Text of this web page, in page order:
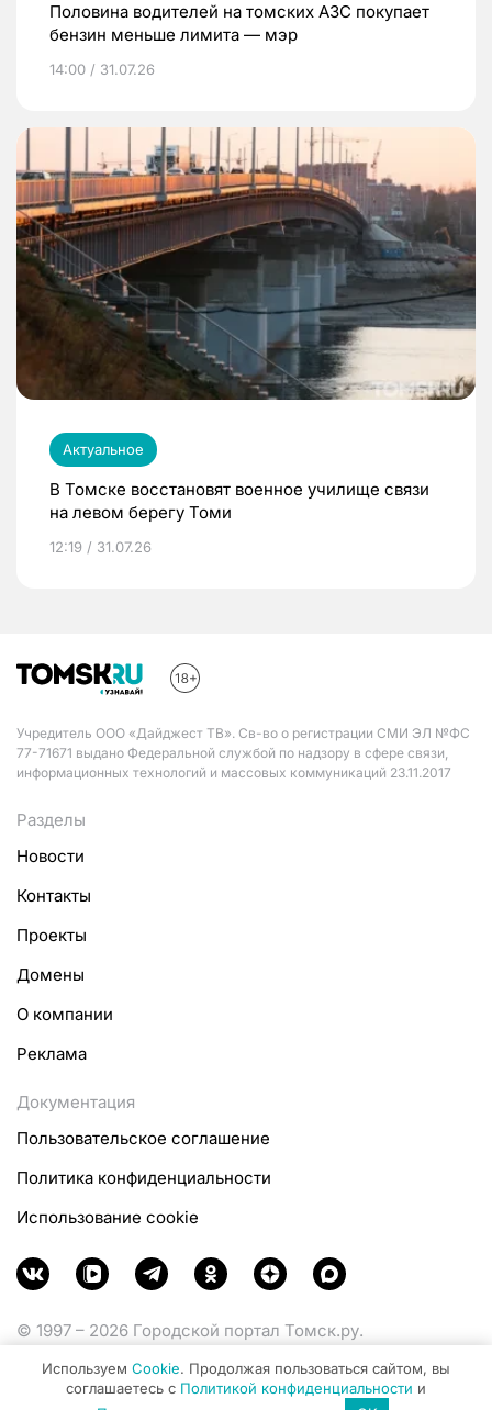
Половина водителей на томских АЗС покупает
бензин меньше лимита — мэр
14:00 / 31.07.26
Актуальное
В Томске восстановят военное училище связи
на левом берегу Томи
12:19 / 31.07.26
Учредитель ООО «Дайджест ТВ». Св-во о регистрации СМИ ЭЛ №ФС
77-71671 выдано Федеральной службой по надзору в сфере связи,
информационных технологий и массовых коммуникаций 23.11.2017
Разделы
Новости
Контакты
Проекты
Домены
О компании
Реклама
Документация
Пользовательское соглашение
Политика конфиденциальности
Использование cookie
© 1997 – 2026 Городской портал Томск.ру.
Министерства цифрового развития, связи и массовых
коммуникаций Российской Федерации.
Используем Cookie. Продолжая пользоваться сайтом, вы
соглашаетесь с Политикой конфиденциальности и